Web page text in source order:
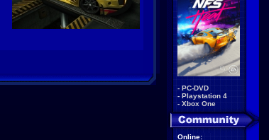
- PC-DVD
- Playstation 4
- Xbox One
Online: